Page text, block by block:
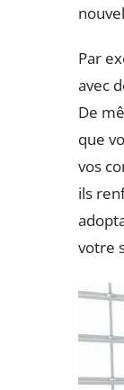
Par
avec
De
que
vos
ils
votre